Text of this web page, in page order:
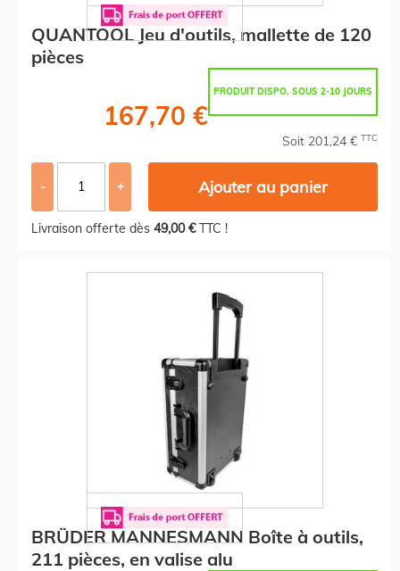
QUANTOOL Jeu d'outils, mallette de 120
pièces
PRODUIT DISPO. SOUS 2-10 JOURS
167,70 €
Soit 201,24 € TTC
- + Ajouter au panier
Livraison offerte dès 49,00 €TTC !
BRÜDER MANNESMANN Boîte à outils,
211 pièces, en valise alu